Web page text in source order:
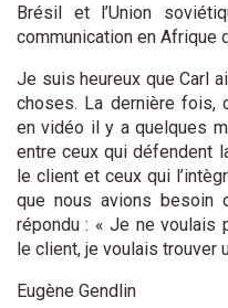
Brésil et l’Union
communication en Afrique
Je suis heureux que Carl
choses. La dernière fois,
en vidéo il y a quelques
entre ceux qui défendent
le client et ceux qui
que nous avions besoin
répondu : « Je ne voulais
le client, je voulais trouver
Eugène Gendlin